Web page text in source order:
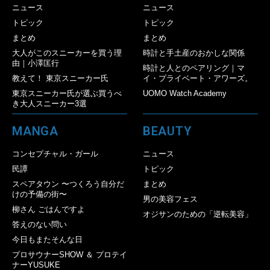
ニュース
トピック
まとめ
大人がこのスニーカーを買う理
由｜小澤匡行
教えて！ 東京スニーカー氏
東京スニーカー氏が選ぶ買うべ
き大人スニーカー3選
ニュース
トピック
まとめ
時計と手土産のおかしな関係
時計と人とのペアリング｜マ
イ・プライベート・アワーズ。
UOMO Watch Academy
MANGA
コンセプチャル・ガール
民譚
スペアタウン 〜つくろう自分だ
けの予備の街〜
柳さん ごはんですよ
答えのない問い
今日もまたそんな日
プロサウナーSHOW ＆ プロテイ
ナーYUSUKE
BEAUTY
ニュース
トピック
まとめ
男の美容フェス
オジサンのための「逆転美容」